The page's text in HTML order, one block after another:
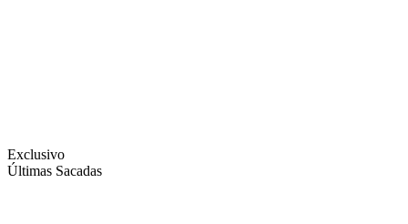
Exclusivo
Últimas Sacadas